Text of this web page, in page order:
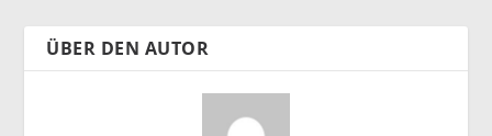
ÜBER DEN AUTOR